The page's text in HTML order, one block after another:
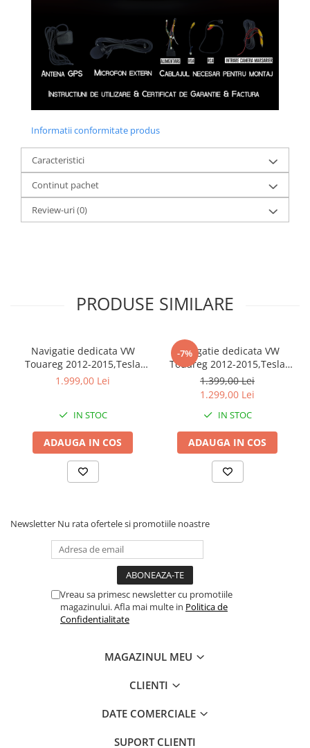
Informatii conformitate produs
Caracteristici
Continut pachet
Review-uri(0)
PRODUSE SIMILARE
Navigatie dedicata VW
Touareg 2012-2015,Tesla
Style, ANDROID
Aplicatii, Waze, GPS
1.999,00 Lei
IN STOC
ADAUGA IN COS
-7%
Navigatie dedicata VW
Touareg 2012-2015,Tesla
Style, ANDROID
13,Carplay&Android Auto,
Internet, Aplicatii, Waze,
GPS
1.399,00 Lei
1.299,00 Lei
IN STOC
ADAUGA IN COS
Newsletter Nu rata ofertele si promotiile noastre
Vreau sa primesc newsletter cu promotiile
magazinului. Afla mai multe in Politica de
Confidentialitate
MAGAZINUL MEU
CLIENTI
DATE COMERCIALE
SUPORT CLIENTI